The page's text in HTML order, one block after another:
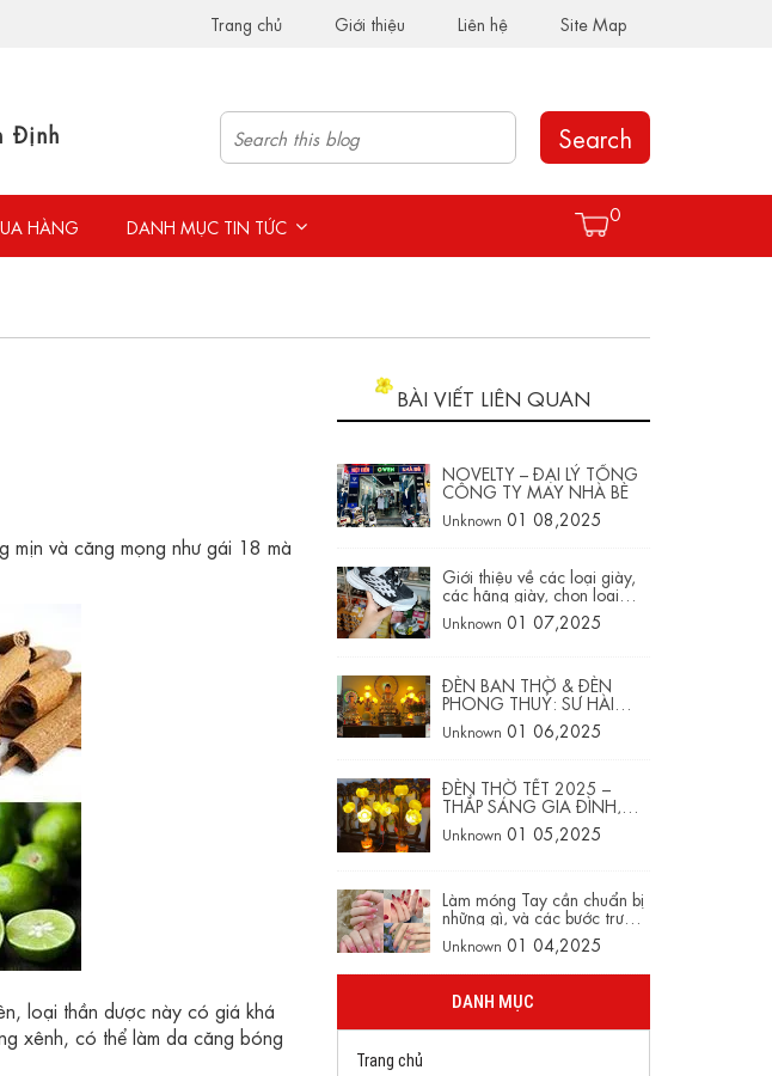
Trang chủ Giới thiệu Liên hệ Site Map
Định Search
HÀNG DANH MỤC TIN TỨC
0
mịn và căng mọng như gái 18 mà
loại thần dược này có giá khá
xênh, có thể làm da căng bóng
BÀI VIẾT LIÊN QUAN
NOVELTY – ĐẠI LÝ TỔNG
CÔNG TY MAY NHÀ BÈ
Unknown 01 08,2025
Giới thiệu về các loại giày,
các hãng giày, chọn loại
nào cho phù hợp đẹp chân
tôn dáng
Unknown 01 07,2025
ĐÈN BAN THỜ & ĐÈN
PHONG THUỶ: SỰ HÀI
HOÀ GIỮA TÂM LINH VÀ
PHONG THUỶ
Unknown 01 06,2025
ĐÈN THỜ TẾT 2025 –
THẮP SÁNG GIA ĐÌNH,
RẠNG RỠ TÂM LINH
Unknown 01 05,2025
Làm móng Tay cần chuẩn bị
những gì, và các bước trước
và sau khi làm móng
Unknown 01 04,2025
DANH MỤC
Trang chủ